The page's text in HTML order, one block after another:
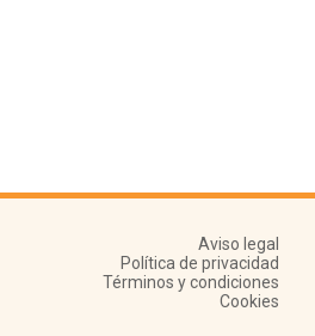
Aviso legal
Política de privacidad
Términos y condiciones
Cookies